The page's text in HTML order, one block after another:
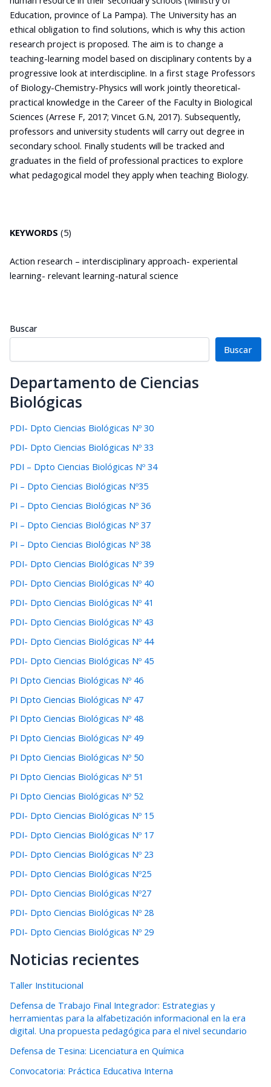
Education, province of La Pampa). The University has an
ethical obligation to find solutions, which is why this action
research project is proposed. The aim is to change a
teaching-learning model based on disciplinary contents by a
progressive look at interdiscipline. In a first stage Professors
of Biology-Chemistry-Physics will work jointly theoretical-
practical knowledge in the Career of the Faculty in Biological
Sciences (Arrese F, 2017; Vincet G.N, 2017). Subsequently,
professors and university students will carry out degree in
secondary school. Finally students will be tracked and
graduates in the field of professional practices to explore
what pedagogical model they apply when teaching Biology.
KEYWORDS (5)
Action research – interdisciplinary approach- experiental
learning- relevant learning-natural science
Buscar
Buscar
Departamento de Ciencias
Biológicas
PDI- Dpto Ciencias Biológicas Nº 30
PDI- Dpto Ciencias Biológicas Nº 33
PDI – Dpto Ciencias Biológicas Nº 34
PI – Dpto Ciencias Biológicas Nº35
PI – Dpto Ciencias Biológicas Nº 36
PI – Dpto Ciencias Biológicas Nº 37
PI – Dpto Ciencias Biológicas Nº 38
PDI- Dpto Ciencias Biológicas Nº 39
PDI- Dpto Ciencias Biológicas Nº 40
PDI- Dpto Ciencias Biológicas Nº 41
PDI- Dpto Ciencias Biológicas Nº 43
PDI- Dpto Ciencias Biológicas Nº 44
PDI- Dpto Ciencias Biológicas Nº 45
PI Dpto Ciencias Biológicas Nº 46
PI Dpto Ciencias Biológicas Nº 47
PI Dpto Ciencias Biológicas Nº 48
PI Dpto Ciencias Biológicas Nº 49
PI Dpto Ciencias Biológicas Nº 50
PI Dpto Ciencias Biológicas Nº 51
PI Dpto Ciencias Biológicas Nº 52
PDI- Dpto Ciencias Biológicas Nº 15
PDI- Dpto Ciencias Biológicas Nº 17
PDI- Dpto Ciencias Biológicas Nº 23
PDI- Dpto Ciencias Biológicas Nº25
PDI- Dpto Ciencias Biológicas Nº27
PDI- Dpto Ciencias Biológicas Nº 28
PDI- Dpto Ciencias Biológicas Nº 29
Noticias recientes
Taller Institucional
Defensa de Trabajo Final Integrador: Estrategias y
herramientas para la alfabetización informacional en la era
digital. Una propuesta pedagógica para el nivel secundario
Defensa de Tesina: Licenciatura en Química
Convocatoria: Práctica Educativa Interna